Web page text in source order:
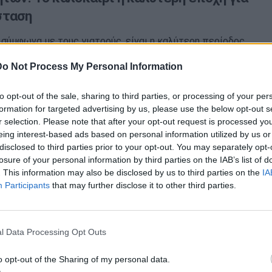
Not Process My Personal Information
opt-out of the sale, sharing to third parties, or processing of your
for targeted advertising by us, please use the below opt-out
selection. Please note that after your opt-out request is processed
interest-based ads based on personal information utilized by us
to third parties prior to your opt-out. You may separately
of your personal information by third parties on the IAB’s list of
This information may also be disclosed by us to third parties on the
Participants that may further disclose it to other third parties.
Data Processing Opt Outs
opt-out of the Sharing of my personal data.
με τους γιατρούς, είναι η καλύτερη περίοδος
και για πυελικό πόνο στις γυναίκες;
να είναι η αιτία για τον πόνο που νιώθουν
στην πυελική περιοχή, γεγονός που…
Μπορεί να προκληθεί από το